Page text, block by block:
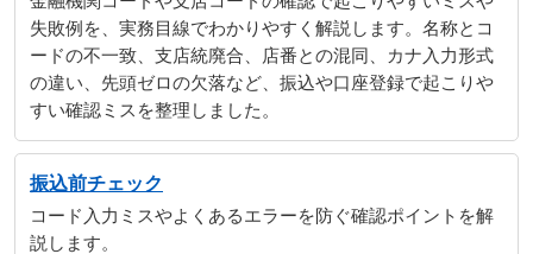
失敗例を、実務目線でわかりやすく解説します。名称とコ
ードの不一致、支店統廃合、店番との混同、カナ入力形式
の違い、先頭ゼロの欠落など、振込や口座登録で起こりや
すい確認ミスを整理しました。
振込前チェック
コード入力ミスやよくあるエラーを防ぐ確認ポイントを解
説します。